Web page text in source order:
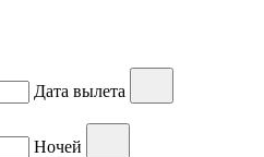
Дата вылета
Ночей